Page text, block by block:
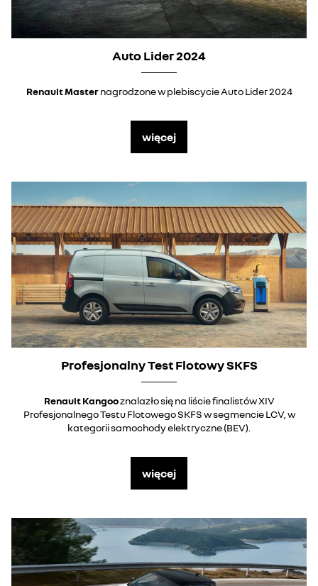
Auto Lider 2024
Renault Masternagrodzone w plebiscycie Auto Lider 2024
więcej
Profesjonalny Test Flotowy SKFS
Renault Kangooznalazło się na liście finalistów XIV
Profesjonalnego Testu Flotowego SKFS w segmencie LCV, w
kategorii samochody elektryczne (BEV).
więcej